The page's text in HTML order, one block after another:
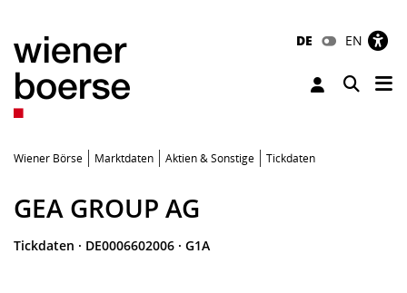
DE EN
Toggle
Wiener Börse Marktdaten Aktien & Sonstige Tickdaten
GEA GROUP AG
Tickdaten · DE0006602006 · G1A